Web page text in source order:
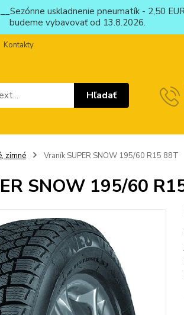
uskladnenie pneumatík - 2,50
budeme vybavovať od 13.8.2026.
Kontakty
Hľadať
zimné Vraník SUPER SNOW 195/60 R15 88T
SNOW 195/60